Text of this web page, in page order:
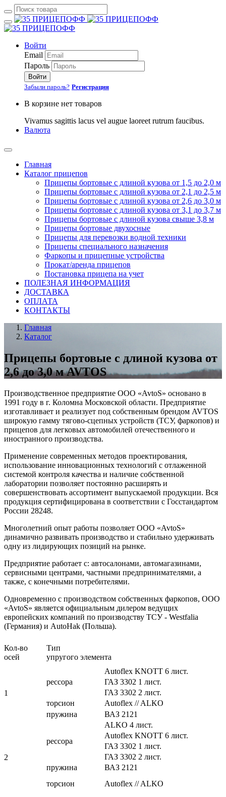
Войти
Email
Пароль
Войти
Забыли пароль? Регистрация
В корзине нет товаров
Vivamus sagittis lacus vel augue laoreet rutrum faucibus.
Валюта
Главная
Каталог прицепов
Прицепы бортовые с длиной кузова от 1,5 до 2,0 м
Прицепы бортовые с длиной кузова от 2,1 до 2,5 м
Прицепы бортовые с длиной кузова от 2,6 до 3,0 м
Прицепы бортовые с длиной кузова от 3,1 до 3,7 м
Прицепы бортовые с длиной кузова свыше 3,8 м
Прицепы бортовые двухосные
Прицепы для перевозки водной техники
Прицепы специального назначения
Фаркопы и прицепные устройства
Прокат/аренда прицепов
Постановка прицепа на учет
ПОЛЕЗНАЯ ИНФОРМАЦИЯ
ДОСТАВКА
ОПЛАТА
КОНТАКТЫ
Главная
Каталог
Прицепы бортовые с длиной кузова от
2,6 до 3,0 м AVTOS
Производственное предприятие ООО «AvtoS» основано в
1991 году в г. Коломна Московской области. Предприятие
изготавливает и реализует под собственным брендом AVTOS
широкую гамму тягово-сцепных устройств (ТСУ, фаркопов) и
прицепов для легковых автомобилей отечественного и
иностранного производства.
Применение современных методов проектирования,
использование инновационных технологий с отлаженной
системой контроля качества и наличие собственной
лаборатории позволяет постоянно расширять и
совершенствовать ассортимент выпускаемой продукции. Вся
продукция сертифицирована в соответствии с Госстандартом
России 28248.
Многолетний опыт работы позволяет ООО «AvtoS»
динамично развивать производство и стабильно удерживать
одну из лидирующих позиций на рынке.
Предприятие работает с: автосалонами, автомагазинами,
сервисными центрами, частными предпринимателями, а
также, с конечными потребителями.
Одновременно с производством собственных фаркопов, ООО
«AvtoS» является официальным дилером ведущих
европейских компаний по производству ТСУ - Westfalia
(Германия) и AutoHak (Польша).
Кол-во
осей
упругого элемента
1
рессора
Autoflex KNOTT 6 лист.
ГАЗ 3302 1 лист.
ГАЗ 3302 2 лист.
торсион
Autoflex // ALKO
пружина
ВАЗ 2121
2
рессора
ALKO 4 лист.
Autoflex KNOTT 6 лист.
ГАЗ 3302 1 лист.
ГАЗ 3302 2 лист.
пружина
ВАЗ 2121
торсион
Autoflex // ALKO